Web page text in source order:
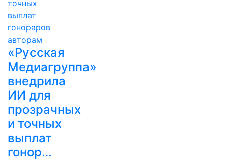
«Русская
Медиагруппа»
внедрила
ИИ для
прозрачных
и точных
выплат
гонор…